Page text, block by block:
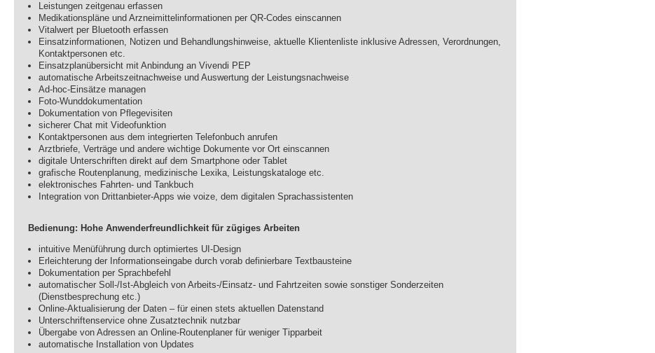
Leistungen zeitgenau erfassen
Medikationspläne und Arzneimittelinformationen per QR-Codes einscannen
Vitalwert per Bluetooth erfassen
Einsatzinformationen, Notizen und Behandlungshinweise, aktuelle Klientenliste inklusive Adressen, Verordnungen,
Kontaktpersonen etc.
Einsatzplanübersicht mit Anbindung an Vivendi PEP
automatische Arbeitszeitnachweise und Auswertung der Leistungsnachweise
Ad-hoc-Einsätze managen
Foto-Wunddokumentation
Dokumentation von Pflegevisiten
sicherer Chat mit Videofunktion
Kontaktpersonen aus dem integrierten Telefonbuch anrufen
Arztbriefe, Verträge und andere wichtige Dokumente vor Ort einscannen
digitale Unterschriften direkt auf dem Smartphone oder Tablet
grafische Routenplanung, medizinische Lexika, Leistungskataloge etc.
elektronisches Fahrten- und Tankbuch
Integration von Drittanbieter-Apps wie voize, dem digitalen Sprachassistenten
Bedienung: Hohe Anwenderfreundlichkeit für zügiges Arbeiten
intuitive Menüführung durch optimiertes UI-Design
Erleichterung der Informationseingabe durch vorab definierbare Textbausteine
Dokumentation per Sprachbefehl
automatischer Soll-/Ist-Abgleich von Arbeits-/Einsatz- und Fahrtzeiten sowie sonstiger Sonderzeiten
(Dienstbesprechung etc.)
Online-Aktualisierung der Daten – für einen stets aktuellen Datenstand
Unterschriftenservice ohne Zusatztechnik nutzbar
Übergabe von Adressen an Online-Routenplaner für weniger Tipparbeit
automatische Installation von Updates